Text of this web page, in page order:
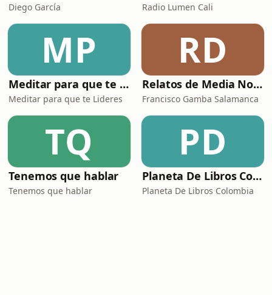
Diego García Radio Lumen Cali
MP
Meditar para que te Lideres
Meditar para que te Lideres
RD
Relatos de Media Noche
Francisco Gamba Salamanca
TQ
Tenemos que hablar
Tenemos que hablar
PD
Planeta De Libros Colombia
Planeta De Libros Colombia